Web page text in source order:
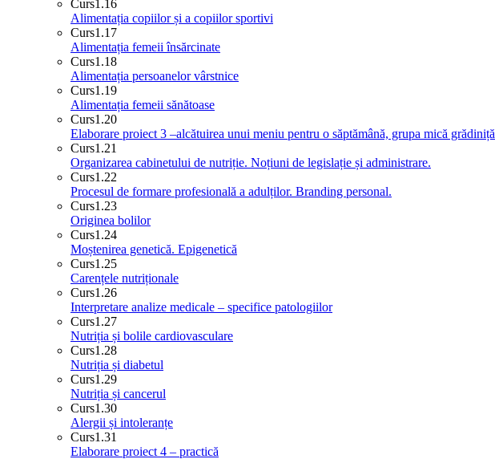
Curs1.16
Alimentația copiilor și a copiilor sportivi
Curs1.17
Alimentația femeii însărcinate
Curs1.18
Alimentația persoanelor vârstnice
Curs1.19
Alimentația femeii sănătoase
Curs1.20
Elaborare proiect 3 –alcătuirea unui meniu pentru o săptămână, grupa mică grădiniță
Curs1.21
Organizarea cabinetului de nutriție. Noțiuni de legislație și administrare.
Curs1.22
Procesul de formare profesională a adulților. Branding personal.
Curs1.23
Originea bolilor
Curs1.24
Moștenirea genetică. Epigenetică
Curs1.25
Carențele nutriționale
Curs1.26
Interpretare analize medicale – specifice patologiilor
Curs1.27
Nutriția și bolile cardiovasculare
Curs1.28
Nutriția și diabetul
Curs1.29
Nutriția și cancerul
Curs1.30
Alergii și intoleranțe
Curs1.31
Elaborare proiect 4 – practică